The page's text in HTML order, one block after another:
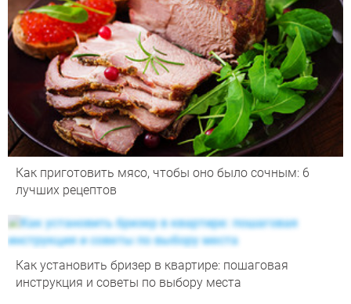
Как приготовить мясо, чтобы оно было сочным: 6
лучших рецептов
Как установить бризер в квартире: пошаговая
инструкция и советы по выбору места